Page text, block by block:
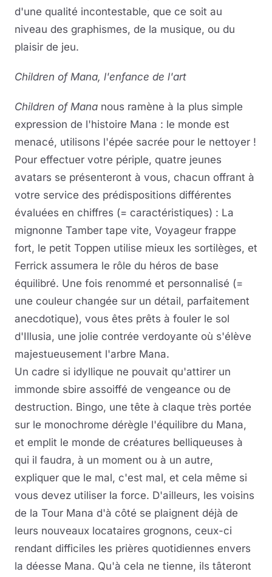
d'une qualité incontestable, que ce soit au
niveau des graphismes, de la musique, ou du
plaisir de jeu.
Children of Mana, l'enfance de l'art
Children of Mana nous ramène à la plus simple
expression de l'histoire Mana : le monde est
menacé, utilisons l'épée sacrée pour le nettoyer !
Pour effectuer votre périple, quatre jeunes
avatars se présenteront à vous, chacun offrant à
votre service des prédispositions différentes
évaluées en chiffres (= caractéristiques) : La
mignonne Tamber tape vite, Voyageur frappe
fort, le petit Toppen utilise mieux les sortilèges, et
Ferrick assumera le rôle du héros de base
équilibré. Une fois renommé et personnalisé (=
une couleur changée sur un détail, parfaitement
anecdotique), vous êtes prêts à fouler le sol
d'Illusia, une jolie contrée verdoyante où s'élève
majestueusement l'arbre Mana.
Un cadre si idyllique ne pouvait qu'attirer un
immonde sbire assoiffé de vengeance ou de
destruction. Bingo, une tête à claque très portée
sur le monochrome dérègle l'équilibre du Mana,
et emplit le monde de créatures belliqueuses à
qui il faudra, à un moment ou à un autre,
expliquer que le mal, c'est mal, et cela même si
vous devez utiliser la force. D'ailleurs, les voisins
de la Tour Mana d'à côté se plaignent déjà de
leurs nouveaux locataires grognons, ceux-ci
rendant difficiles les prières quotidiennes envers
la déesse Mana. Qu'à cela ne tienne, ils tâteront